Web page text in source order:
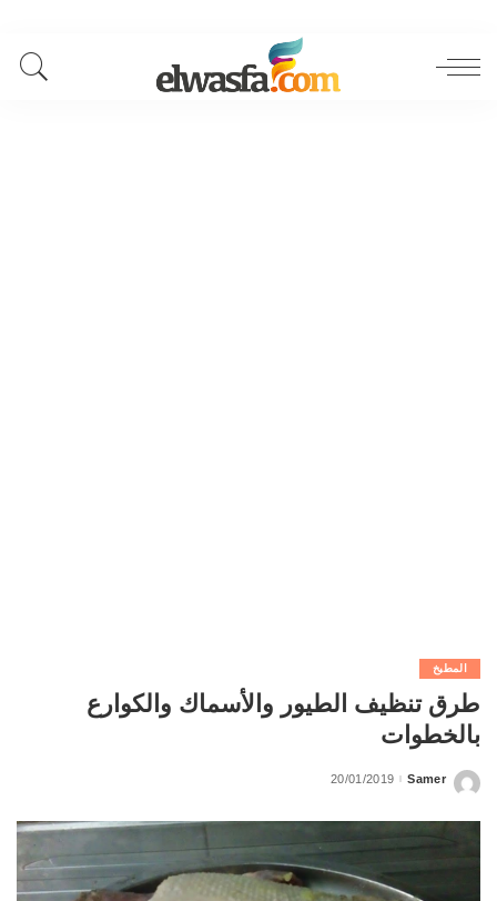
المطبخ
طرق تنظيف الطيور والأسماك والكوارع
بالخطوات
Posted
Samer
20/01/2019